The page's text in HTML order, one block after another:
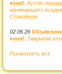
коня!: Куплю
начинающего
Спокойную
02.06.26
коня!: Закрытие
Посмотреть все